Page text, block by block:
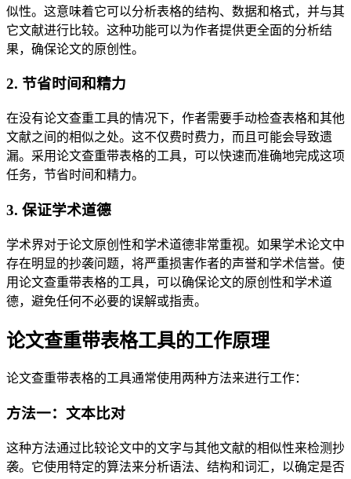
似性。这意味着它可以分析表格的结构、数据和格式，并与其
它文献进行比较。这种功能可以为作者提供更全面的分析结
果，确保论文的原创性。
2. 节省时间和精力
在没有论文查重工具的情况下，作者需要手动检查表格和其他
文献之间的相似之处。这不仅费时费力，而且可能会导致遗
漏。采用论文查重带表格的工具，可以快速而准确地完成这项
任务，节省时间和精力。
3. 保证学术道德
学术界对于论文原创性和学术道德非常重视。如果学术论文中
存在明显的抄袭问题，将严重损害作者的声誉和学术信誉。使
用论文查重带表格的工具，可以确保论文的原创性和学术道
德，避免任何不必要的误解或指责。
论文查重带表格工具的工作原理
论文查重带表格的工具通常使用两种方法来进行工作：
方法一：文本比对
这种方法通过比较论文中的文字与其他文献的相似性来检测抄
袭。它使用特定的算法来分析语法、结构和词汇，以确定是否